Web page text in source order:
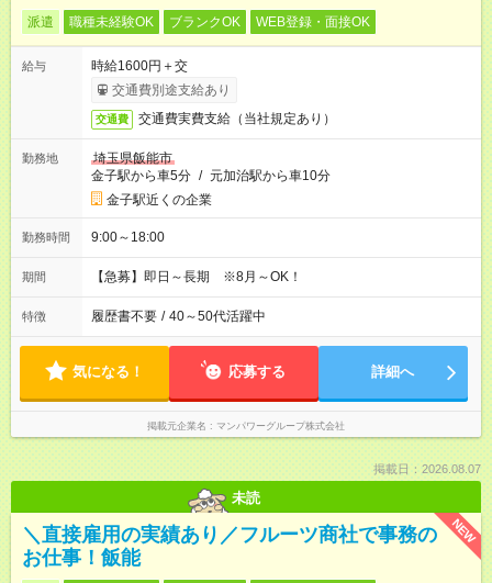
派遣 職種未経験OK ブランクOK WEB登録・面接OK
給与
時給1600円＋交
交通費別途支給あり
交通費 交通費実費支給（当社規定あり）
勤務地
埼玉県飯能市
金子駅から車5分 / 元加治駅から車10分
金子駅近くの企業
勤務時間 9:00～18:00
期間 【急募】即日～長期 ※8月～OK！
特徴 履歴書不要 / 40～50代活躍中
気になる！ 応募する 詳細へ
掲載元企業名 マンパワーグループ株式会社
掲載日：2026.08.07
未読
NEW
＼直接雇用の実績あり／フルーツ商社で事務の
お仕事！飯能